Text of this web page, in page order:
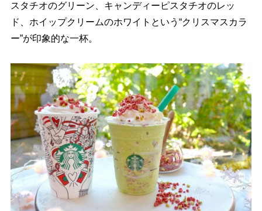
スタチオのグリーン、キャンディーピスタチオのレッ
ド、ホイップクリームのホワイトという“クリスマスカラ
ー”が印象的な一杯。